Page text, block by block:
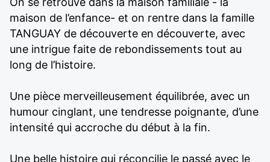
maison de l’enfance- et on rentre dans la famille
TANGUAY de découverte en découverte, avec
une intrigue faite de rebondissements tout au
long de l’histoire.
Une pièce merveilleusement équilibrée, avec un
humour cinglant, une tendresse poignante, d’une
intensité qui accroche du début à la fin.
Une belle histoire qui réconcilie le passé avec le